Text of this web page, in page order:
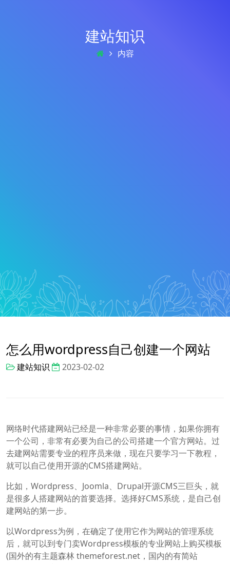
建站知识
内容
怎么用wordpress自己创建一个网站
建站知识 2023-02-02
网络时代搭建网站已经是一种非常必要的事情，如果你拥有
一个公司，非常有必要为自己的公司搭建一个官方网站。过
去建网站需要专业的程序员来做，现在只要学习一下教程，
就可以自己使用开源的CMS搭建网站。
比如，Wordpress、Joomla、Drupal开源CMS三巨头，就
是很多人搭建网站的首要选择。选择好CMS系统，是自己创
建网站的第一步。
以Wordpress为例，在确定了使用它作为网站的管理系统
后，就可以到专门卖Wordpress模板的专业网站上购买模板
(国外的有主题森林 themeforest.net，国内的有简站